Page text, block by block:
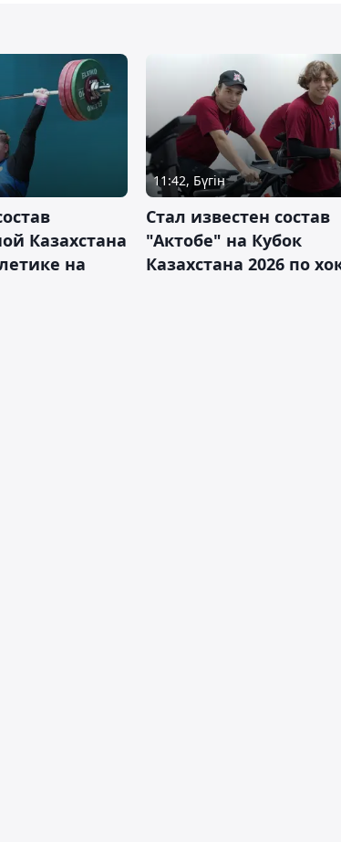
Казахстана
на
11:42, Бүгін
Стал известен состав
"Актобе" на Кубок
Казахстана 2026 по